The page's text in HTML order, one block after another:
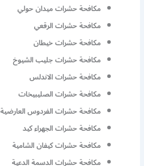
مكافحة حشرات ميدان حولي
مكافحة حشرات الرقعي
مكافحة حشرات خيطان
مكافحة حشرات جليب الشيوخ
مكافحة حشرات الاندلس
مكافحة حشرات الصليبيخات
مكافحة حشرات الفردوس العارضية
مكافحة حشرات الجهراء كيد
مكافحة حشرات كيفان الشامية
مكافحة حشرات الدسمة الدعية